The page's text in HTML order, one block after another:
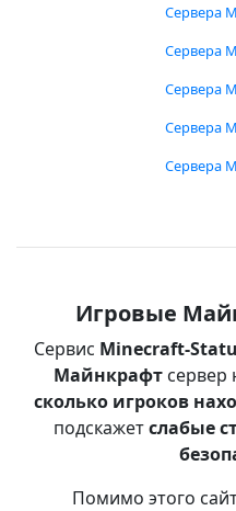
Сервера
Сервера
Сервера
Сервера
Сервера
Игровые
Сервис Minecraft-
Майнкрафтсервер
сколько игроков
подскажетслабые
Помимо этого